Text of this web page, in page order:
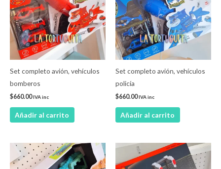
Set completo avión, vehículos
bomberos
$660.00IVA inc
Añadir al carrito
Set completo avión, vehículos
policía
$660.00IVA inc
Añadir al carrito